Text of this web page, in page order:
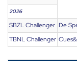
2026
SBZL Challenger De
TBNL Challenger